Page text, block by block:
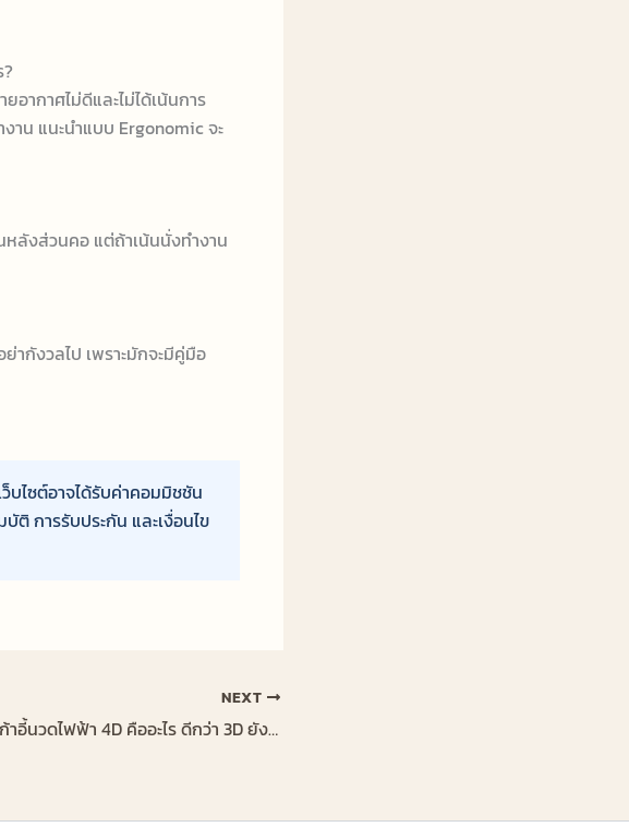
อากาศไม่ดีและไม่ได้เน้นการ
าน แนะนำแบบ Ergonomic จะ
ลังส่วนคอ แต่ถ้าเน้นนั่งทำงาน
ากังวลไป เพราะมักจะมีคู่มือ
บไซต์อาจได้รับค่าคอมมิชชัน
ติ การรับประกัน และเงื่อนไข
NEXT
เก้าอี้นวดไฟฟ้า 4D คืออะไร ดีกว่า 3D ยังไง คุ้มราคาไหม 2026